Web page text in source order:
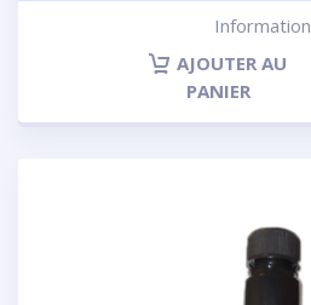
Information
AJOUTER AU
PANIER